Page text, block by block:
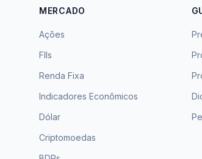
MERCADO
Ações
FIIs
Renda Fixa
Indicadores Econômicos
Dólar
Criptomoedas